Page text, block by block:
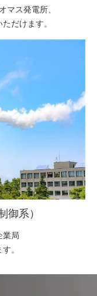
マス発電所、
だけます。
御系）
業局
。